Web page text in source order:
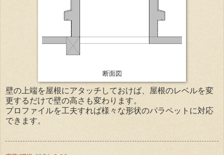
断面図
壁の上端を屋根にアタッチしておけば、屋根のレベルを変
更するだけで壁の高さも変わります。
プロファイルを工夫すれば様々な形状のパラペットに対応
できます。